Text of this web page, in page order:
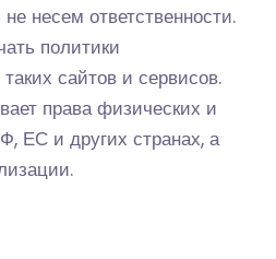
несем ответственности.
политики
сайтов и сервисов.
права физических и
ЕС и других странах, а